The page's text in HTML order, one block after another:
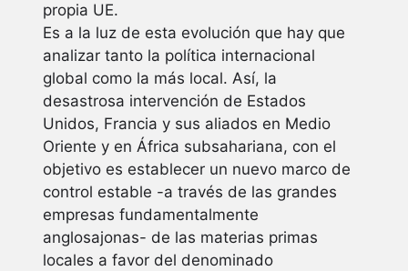
propia UE.
Es a la luz de esta evolución que hay que
analizar tanto la política internacional
global como la más local. Así, la
desastrosa intervención de Estados
Unidos, Francia y sus aliados en Medio
Oriente y en África subsahariana, con el
objetivo es establecer un nuevo marco de
control estable -a través de las grandes
empresas fundamentalmente
anglosajonas- de las materias primas
locales a favor del denominado